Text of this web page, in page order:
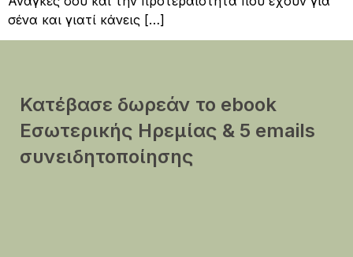
σένα και γιατί κάνεις […]
Κατέβασε δωρεάν το ebook
Εσωτερικής Ηρεμίας & 5 emails
συνειδητοποίησης